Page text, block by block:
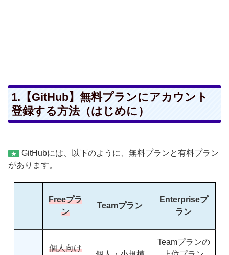
1.【GitHub】無料プランにアカウント
登録する方法（はじめに）
★
GitHubには、以下のように、無料プランと有料プラン
があります。
Freeプラ
ン
Teamプラン
Enterpriseプ
ラン
個人向け
Teamプランの